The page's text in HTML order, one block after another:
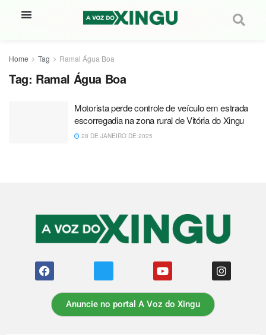
Home Tag Ramal Água Boa
Tag: Ramal Água Boa
Motorista perde controle de veículo em estrada
escorregadia na zona rural de Vitória do Xingu
28 DE JANEIRO DE 2025
Anuncie no portal A Voz do Xingu